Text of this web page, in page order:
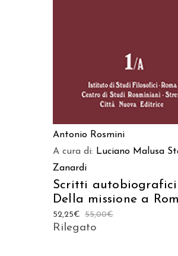
Antonio Rosmini
A cura di: Luciano Malusa
Zanardi
Scritti autobiografici
Della missione a
55,00€
52,25€
Rilegato